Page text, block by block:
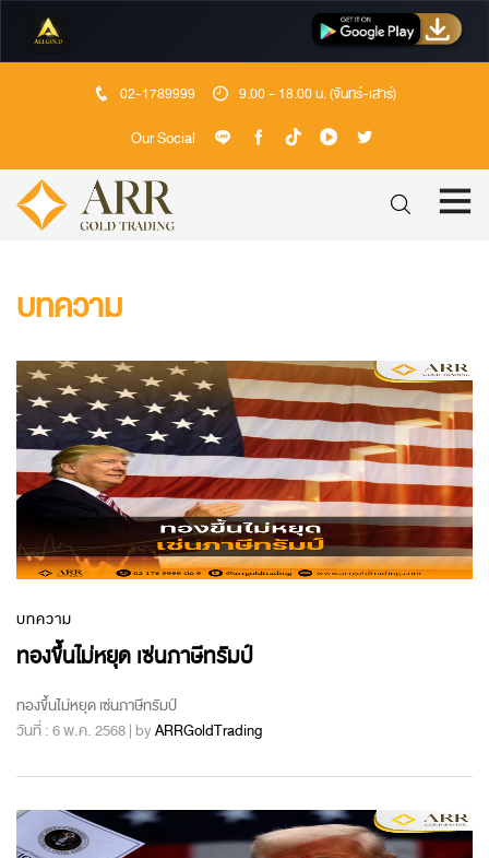
02-1789999 9.00 - 18.00 น. (จันทร์-เสาร์)
Our Social
บทความ
บทความ
ทองขึ้นไม่หยุด เซ่นภาษีทรัมป์
ทองขึ้นไม่หยุด เซ่นภาษีทรัมป์
วันที่ : 6 พ.ค. 2568 | byARRGoldTrading